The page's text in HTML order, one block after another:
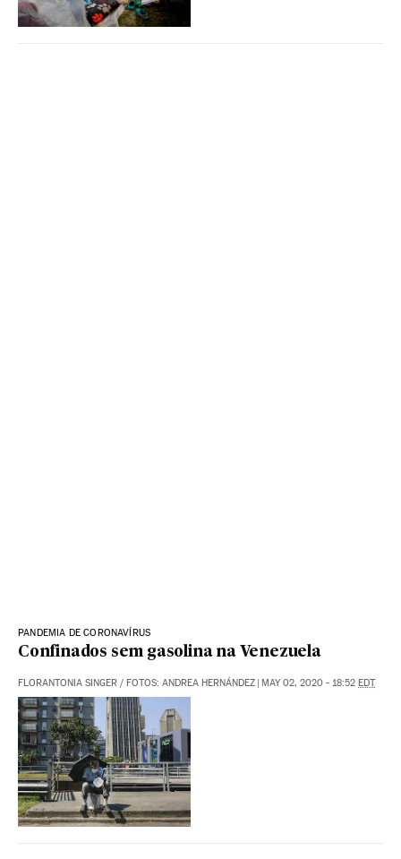
PANDEMIA DE CORONAVÍRUS
Confinados sem gasolina na Venezuela
FLORANTONIA SINGER / FOTOS: ANDREA HERNÁNDEZ MAY 02, 2020 - 18:52 EDT